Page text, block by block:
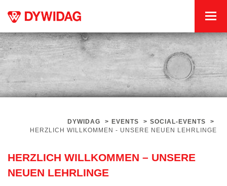
DYWIDAG > EVENTS > SOCIAL-EVENTS
>
HERZLICH WILLKOMMEN - UNSERE NEUEN LEHRLINGE
HERZLICH WILLKOMMEN – UNSERE
NEUEN LEHRLINGE